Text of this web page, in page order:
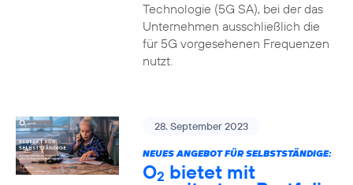
Technologie (5G SA), bei der das
Unternehmen ausschließlich die
für 5G vorgesehenen Frequenzen
nutzt.
28. September 2023
NEUES ANGEBOT FÜR SELBSTSTÄNDIGE:
O2 bietet mit